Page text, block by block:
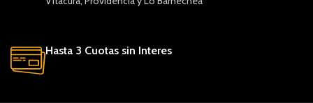
Hasta 3 Cuotas sin Interes